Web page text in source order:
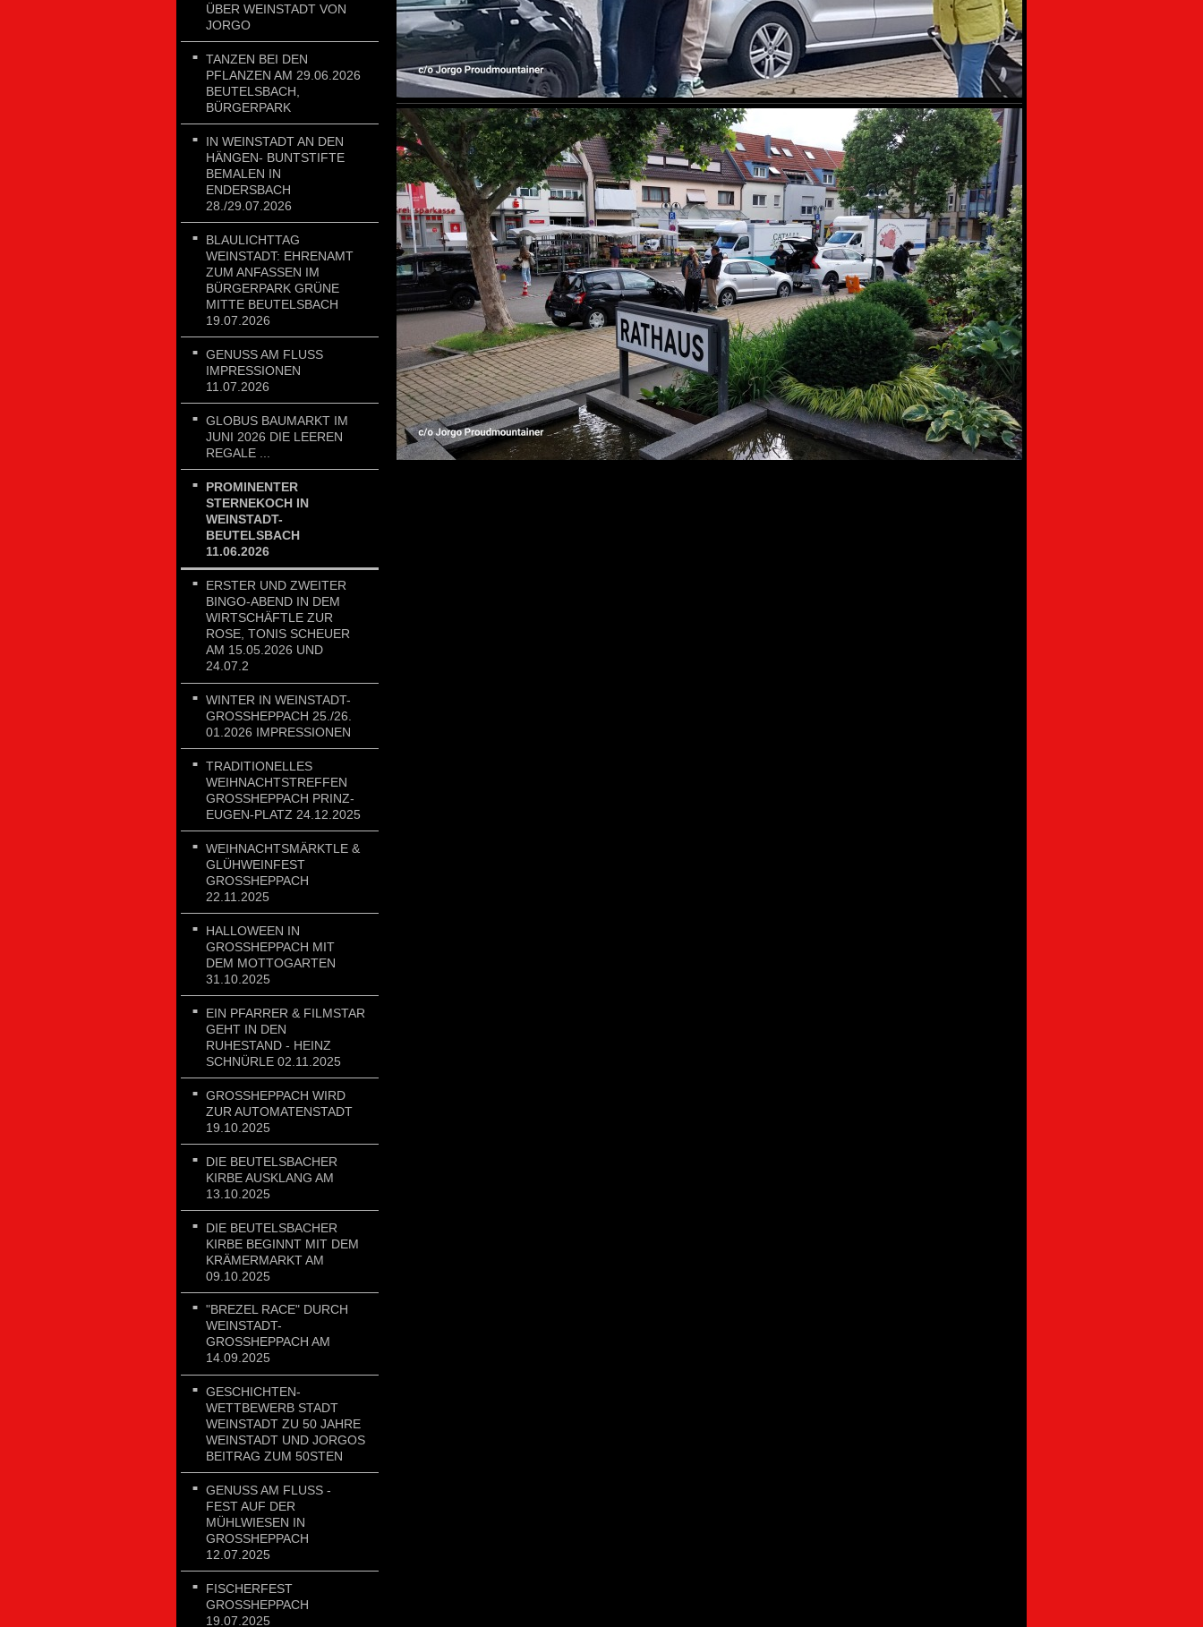
ÜBER WEINSTADT VON
JORGO
TANZEN BEI DEN
PFLANZEN AM 29.06.2026
BEUTELSBACH,
BÜRGERPARK
IN WEINSTADT AN DEN
HÄNGEN- BUNTSTIFTE
BEMALEN IN
ENDERSBACH
28./29.07.2026
BLAULICHTTAG
WEINSTADT: EHRENAMT
ZUM ANFASSEN IM
BÜRGERPARK GRÜNE
MITTE BEUTELSBACH
19.07.2026
GENUSS AM FLUSS
IMPRESSIONEN
11.07.2026
GLOBUS BAUMARKT IM
JUNI 2026 DIE LEEREN
REGALE ...
PROMINENTER
STERNEKOCH IN
WEINSTADT-
BEUTELSBACH
11.06.2026
ERSTER UND ZWEITER
BINGO-ABEND IN DEM
WIRTSCHÄFTLE ZUR
ROSE, TONIS SCHEUER
AM 15.05.2026 UND
24.07.2
WINTER IN WEINSTADT-
GROSSHEPPACH 25./26. 0
1.2026 IMPRESSIONEN
TRADITIONELLES
WEIHNACHTSTREFFEN
GROSSHEPPACH PRINZ-E
UGEN-PLATZ 24.12.2025
WEIHNACHTSMÄRKTLE &
GLÜHWEINFEST
GROSSHEPPACH 2
2.11.2025
HALLOWEEN IN
GROSSHEPPACH MIT D
EM MOTTOGARTEN 3
1.10.2025
EIN PFARRER & FILMSTAR
GEHT IN DEN
RUHESTAND - HEINZ
SCHNÜRLE 02.11.2025
GROSSHEPPACH WIRD Z
UR AUTOMATENSTADT 1
9.10.2025
DIE BEUTELSBACHER
KIRBE AUSKLANG AM
13.10.2025
DIE BEUTELSBACHER
KIRBE BEGINNT MIT DEM
KRÄMERMARKT AM
09.10.2025
"BREZEL RACE" DURCH
WEINSTADT-
GROSSHEPPACH AM 1
4.09.2025
GESCHICHTEN-
WETTBEWERB STADT
WEINSTADT ZU 50 JAHRE
WEINSTADT UND JORGOS
BEITRAG ZUM 50STEN
GENUSS AM FLUSS - FE
ST AUF DER MÜ
HLWIESEN IN GR
OSSHEPPACH 12.
07.2025
FISCHERFEST
GROSSHEPPACH 1
9.07.2025